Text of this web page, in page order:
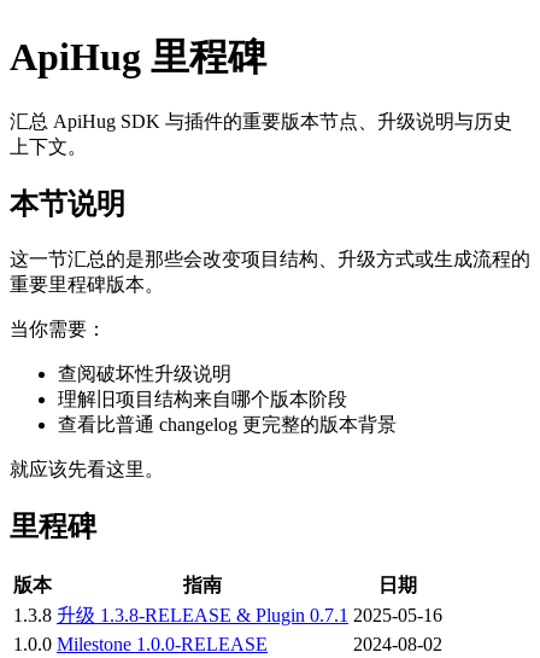
ApiHug 里程碑
汇总 ApiHug SDK 与插件的重要版本节点、升级说明与历史
上下文。
本节说明
这一节汇总的是那些会改变项目结构、升级方式或生成流程的
重要里程碑版本。
当你需要：
查阅破坏性升级说明
理解旧项目结构来自哪个版本阶段
查看比普通 changelog 更完整的版本背景
就应该先看这里。
里程碑
版本 指南
日期
1.3.8 升级 1.3.8-RELEASE & Plugin 0.7.1 2025-05-16
1.0.0 Milestone 1.0.0-RELEASE
2024-08-02